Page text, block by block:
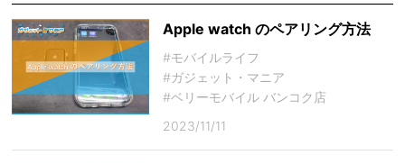
Apple watch のペアリング方法
#モバイルライフ
#ガジェット・マニア
#ベリーモバイル バンコク店
2023/11/11